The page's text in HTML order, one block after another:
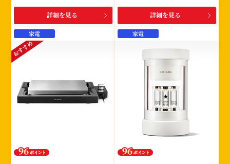
詳細を見る 詳細を見る
家電 家電